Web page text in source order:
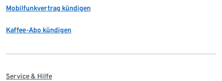
Mobilfunkvertrag kündigen
Kaffee-Abo kündigen
Service & Hilfe